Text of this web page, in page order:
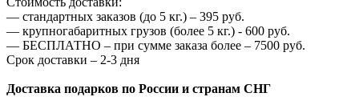
— стандартных заказов (до 5 кг.) – 395 руб.
— крупногабаритных грузов (более 5 кг.) - 600 руб.
— БЕСПЛАТНО – при сумме заказа более – 7500 руб.
Срок доставки – 2-3 дня
Доставка подарков по России и странам СНГ